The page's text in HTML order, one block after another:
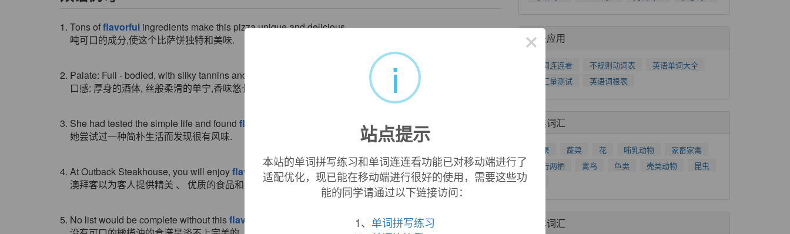
1. Tons offlavorful ingredients make this pizza unique and delicious.
吨可口的成分,使这个比萨饼独特和美味.
2. Palate: Full - bodied, with silky tannins and a long , succulent and flavorful
finish.
口感: 厚身的酒体, 丝般柔滑的单宁,香味悠长, 完美可口.
3. She had tested the simple life and found flavorful
她尝试过一种简朴生活而发现很有风味.
4. At Outback Steakhouse, you will enjoyflavorfulfood and concentrated service.
澳拜客以为客人提供精美 、 优质的食品和完善的服务为宗旨,份量慷慨,价格合理.
5. No list would be complete without thisflavorful
相关应用
单词连连看 不规则动词表
英语单词大全
词汇量测试
英语词根表
分类词汇
水果 蔬菜 花 哺乳动物
家畜家禽
爬行两栖
禽鸟 鱼类 壳类动物
昆虫
推荐词汇
×
i
站点提示
本站的单词拼写练习和单词连连看功能已对移动端进行了
适配优化，现已能在移动端进行很好的使用，需要这些功
能的同学请通过以下链接访问：
1、 单词拼写练习